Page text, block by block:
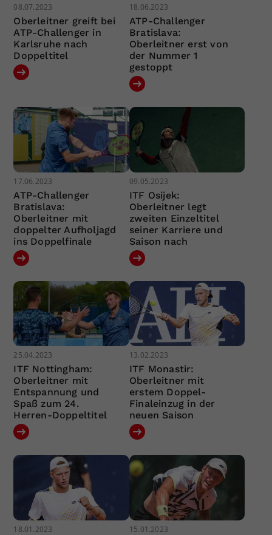
08.07.2023
Oberleitner greift bei
ATP-Challenger in
Karlsruhe nach
Doppeltitel
18.06.2023
ATP-Challenger
Bratislava:
Oberleitner erst von
der Nummer 1
gestoppt
17.06.2023
ATP-Challenger
Bratislava:
Oberleitner mit
doppelter Aufholjagd
ins Doppelfinale
09.05.2023
ITF Osijek:
Oberleitner legt
zweiten Einzeltitel
seiner Karriere und
Saison nach
25.04.2023
ITF Nottingham:
Oberleitner mit
Entspannung und
Spaß zum 24.
Herren-Doppeltitel
13.02.2023
ITF Monastir:
Oberleitner mit
erstem Doppel-
Finaleinzug in der
neuen Saison
18.01.2023 15.01.2023